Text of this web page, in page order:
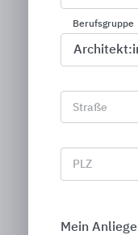
Berufsgruppe
Straße
PLZ
Mein